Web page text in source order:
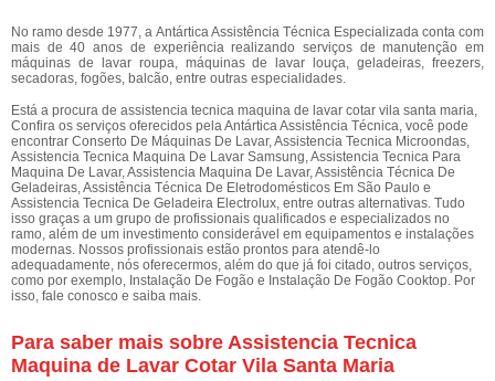
No ramo desde 1977, a Antártica Assistência Técnica Especializada conta com
mais de 40 anos de experiência realizando serviços de manutenção em
máquinas de lavar roupa, máquinas de lavar louça, geladeiras, freezers,
secadoras, fogões, balcão, entre outras especialidades.
Está a procura de assistencia tecnica maquina de lavar cotar vila santa maria,
Confira os serviços oferecidos pela Antártica Assistência Técnica, você pode
encontrar Conserto De Máquinas De Lavar, Assistencia Tecnica Microondas,
Assistencia Tecnica Maquina De Lavar Samsung, Assistencia Tecnica Para
Maquina De Lavar, Assistencia Maquina De Lavar, Assistência Técnica De
Geladeiras, Assistência Técnica De Eletrodomésticos Em São Paulo e
Assistencia Tecnica De Geladeira Electrolux, entre outras alternativas. Tudo
isso graças a um grupo de profissionais qualificados e especializados no
ramo, além de um investimento considerável em equipamentos e instalações
modernas. Nossos profissionais estão prontos para atendê-lo
adequadamente, nós oferecermos, além do que já foi citado, outros serviços,
como por exemplo, Instalação De Fogão e Instalação De Fogão Cooktop. Por
isso, fale conosco e saiba mais.
Para saber mais sobre Assistencia Tecnica
Maquina de Lavar Cotar Vila Santa Maria